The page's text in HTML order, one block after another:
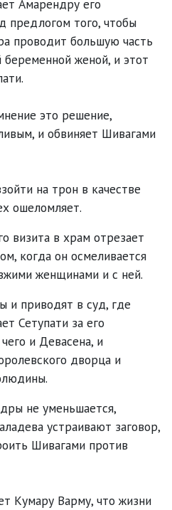
Амарендру его
предлогом того, чтобы
проводит большую часть
женой, и этот
это решение,
и обвиняет Шивагами
на трон в качестве
ошеломляет.
визита в храм отрезает
когда он осмеливается
женщинами и с ней.
и приводят в суд, где
Сетупати за его
и Девасена, и
дворца и
не уменьшается,
устраивают заговор,
Шивагами против
Кумару Варму, что жизни